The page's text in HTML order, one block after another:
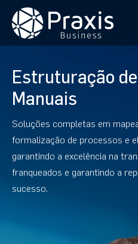
Estruturação
Manuais
Soluções completas em
formalização de processos e
garantindo a excelência na
franqueados e garantindo a
sucesso.